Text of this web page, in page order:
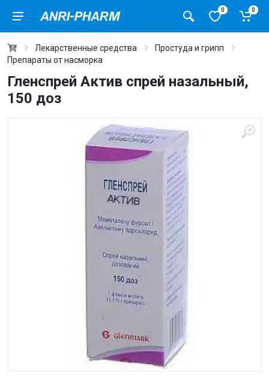
0 0
Лекарственные средства
Простуда и грипп
Препараты от насморка
Гленспрей Актив спрей назальный,
150 доз